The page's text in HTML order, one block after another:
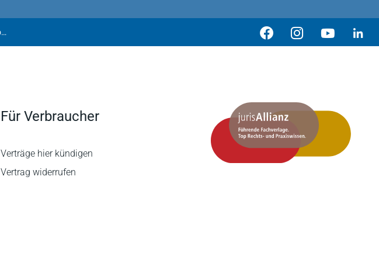
Wirksame Vertragsbefristung: Skyliners müssen Basketballprofi nicht freigeben
Für Verbraucher
Verträge hier kündigen
Vertrag widerrufen